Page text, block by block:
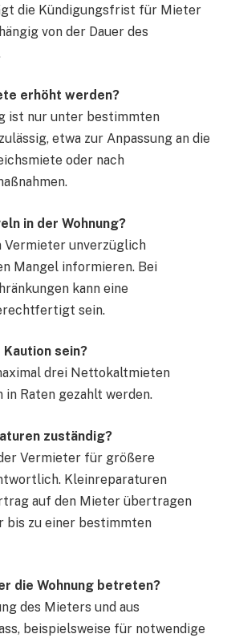
die Kündigungsfrist für Mieter
von der Dauer des
erhöht werden?
ist nur unter bestimmten
etwa zur Anpassung an die
oder nach
in der Wohnung?
Vermieter unverzüglich
Mangel informieren. Bei
kann eine
sein.
sein?
drei Nettokaltmieten
in Raten gezahlt werden.
zuständig?
Vermieter für größere
Kleinreparaturen
auf den Mieter übertragen
bis zu einer bestimmten
die Wohnung betreten?
des Mieters und aus
beispielsweise für notwendige